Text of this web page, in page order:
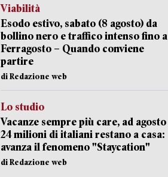
Viabilità
Esodo estivo, sabato (8 agosto) da
bollino nero e traffico intenso fino a
Ferragosto – Quando conviene
partire
di Redazione web
Lo studio
Vacanze sempre più care, ad agosto
24 milioni di italiani restano a casa:
avanza il fenomeno "Staycation"
di Redazione web